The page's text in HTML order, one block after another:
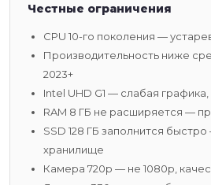
Честные ограничения
CPU 10-го поколения —
Производительность ниже
2023+
Intel UHD G1 — слабая
RAM 8 ГБ не расширяется —
SSD 128 ГБ заполнится
хранилище
Камера 720p — не 1080p,